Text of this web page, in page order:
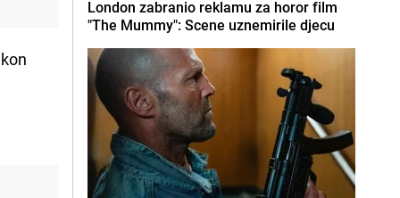
London zabranio reklamu za horor film
"The Mummy": Scene uznemirile djecu